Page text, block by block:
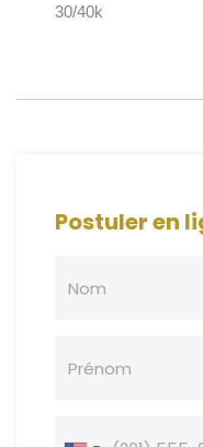
30/40k
Postuler en